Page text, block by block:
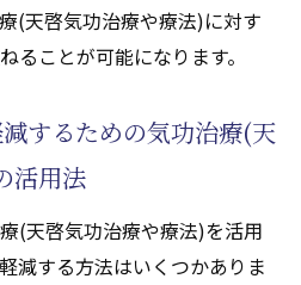
功治療や療法)の習慣化を妨
するテクニック
続的実践法
療や療法)とスピリチュア
功治療や療法)とスピリチュ
(天啓気功治療や療法)に対す
ることが可能になります。
するための気功治療(天
活用法
(天啓気功治療や療法)を活用
減する方法はいくつかありま